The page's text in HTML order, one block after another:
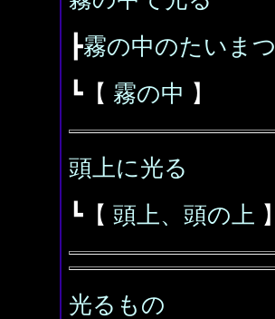
┣霧の中のたいまつ
┗【 霧の中 】
頭上に光る
┗【 頭上、頭の上 】
光るもの